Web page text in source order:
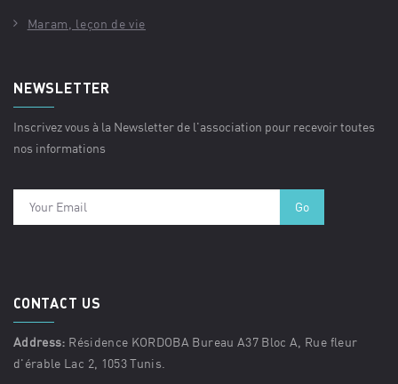
Maram, leçon de vie
NEWSLETTER
Inscrivez vous à la Newsletter de l'association pour recevoir toutes
nos informations
CONTACT US
Address: Résidence KORDOBA Bureau A37 Bloc A, Rue fleur
d'érable Lac 2, 1053 Tunis.